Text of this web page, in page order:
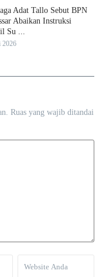
Adat Tallo Sebut BPN
Abaikan Instruksi
Su ...
2026
Ruas yang wajib ditandai